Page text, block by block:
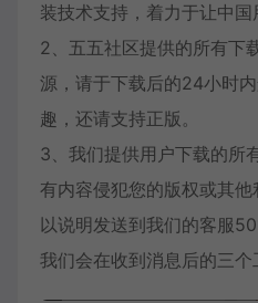
装技术支持，着力于让中国
2、五五社区提供的所有下
源，请于下载后的24小时
趣，还请支持正版。
3、我们提供用户下载的所
有内容侵犯您的版权或其
以说明发送到我们的客服
我们会在收到消息后的三个